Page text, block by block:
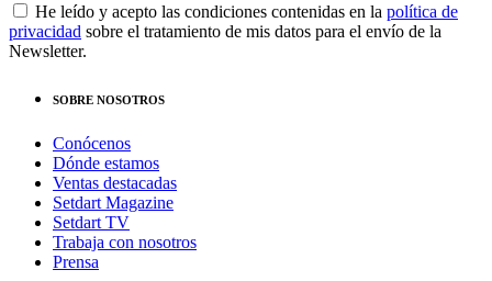
He leído y acepto las condiciones contenidas en la política de
privacidad sobre el tratamiento de mis datos para el envío de la
Newsletter.
SOBRE NOSOTROS
Conócenos
Dónde estamos
Ventas destacadas
Setdart Magazine
Setdart TV
Trabaja con nosotros
Prensa